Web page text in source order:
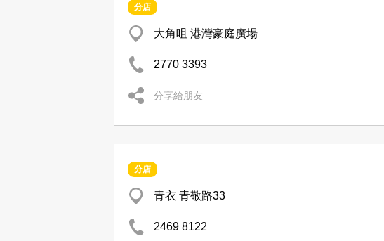
分店
大角咀 港灣豪庭廣場
2770 3393
分享給朋友
分店
青衣 青敬路33
2469 8122